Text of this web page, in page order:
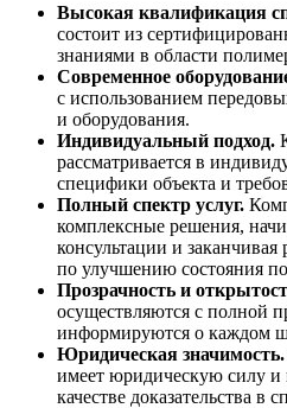
Высокая квалификация
состоит из
знаниями в области
Современное
с использованием
и оборудования.
Индивидуальный подход.
рассматривается в
специфики объекта и
Полный спектр услуг.
комплексные решения,
консультации и
по улучшению состояния
Прозрачность и
осуществляются с полной
информируются о каждом
Юридическая значимость.
имеет юридическую силу и
качестве доказательства в